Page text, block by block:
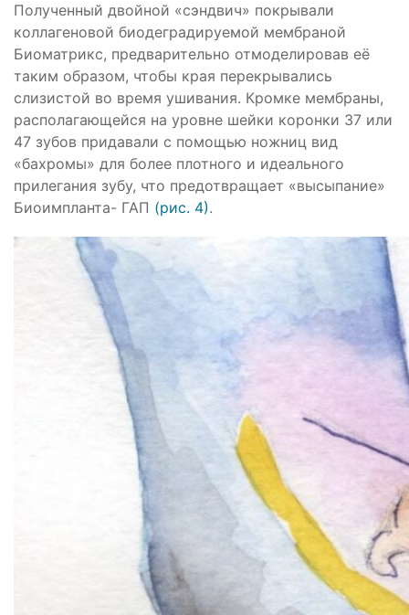
Полученный двойной «сэндвич» покрывали
коллагеновой биодеградируемой мембраной
Биоматрикс, предварительно отмоделировав её
таким образом, чтобы края перекрывались
слизистой во время ушивания. Кромке мембраны,
располагающейся на уровне шейки коронки 37 или
47 зубов придавали с помощью ножниц вид
«бахромы» для более плотного и идеального
прилегания зубу, что предотвращает «высыпание»
Биоимпланта- ГАП (рис. 4).